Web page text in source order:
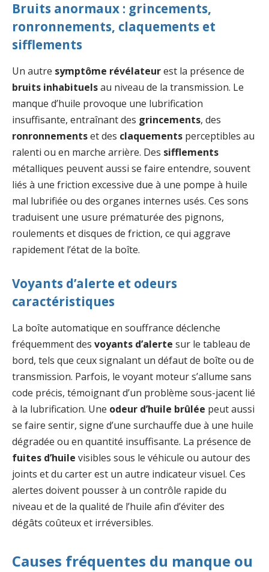
Bruits anormaux : grincements,
ronronnements, claquements et
sifflements
Un autre symptôme révélateurest la présence de
bruits inhabituelsau niveau de la transmission. Le
manque d’huile provoque une lubrification
insuffisante, entraînant des grincements, des
ronronnementset des claquements perceptibles au
ralenti ou en marche arrière. Des sifflements
métalliques peuvent aussi se faire entendre, souvent
liés à une friction excessive due à une pompe à huile
mal lubrifiée ou des organes internes usés. Ces sons
traduisent une usure prématurée des pignons,
roulements et disques de friction, ce qui aggrave
rapidement l’état de la boîte.
Voyants d’alerte et odeurs
caractéristiques
La boîte automatique en souffrance déclenche
fréquemment des voyants d’alerte sur le tableau de
bord, tels que ceux signalant un défaut de boîte ou de
transmission. Parfois, le voyant moteur s’allume sans
code précis, témoignant d’un problème sous-jacent lié
à la lubrification. Une odeur d’huile brûlée peut aussi
se faire sentir, signe d’une surchauffe due à une huile
dégradée ou en quantité insuffisante. La présence de
fuites d’huile visibles sous le véhicule ou autour des
joints et du carter est un autre indicateur visuel. Ces
alertes doivent pousser à un contrôle rapide du
niveau et de la qualité de l’huile afin d’éviter des
dégâts coûteux et irréversibles.
Causes fréquentes du manque ou